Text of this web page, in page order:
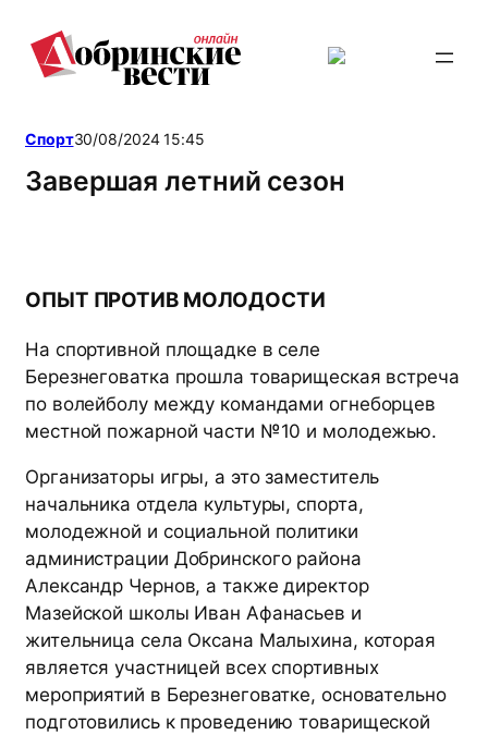
содержимому
Спорт30/08/2024 15:45
Завершая летний сезон
ОПЫТ ПРОТИВ МОЛОДОСТИ
На спортивной площадке в селе
Березнеговатка прошла товарищеская встреча
по волейболу между командами огнеборцев
местной пожарной части №10 и молодежью.
Организаторы игры, а это заместитель
начальника отдела культуры, спорта,
молодежной и социальной политики
администрации Добринского района
Александр Чернов, а также директор
Мазейской школы Иван Афанасьев и
жительница села Оксана Малыхина, которая
является участницей всех спортивных
мероприятий в Березнеговатке, основательно
подготовились к проведению товарищеской